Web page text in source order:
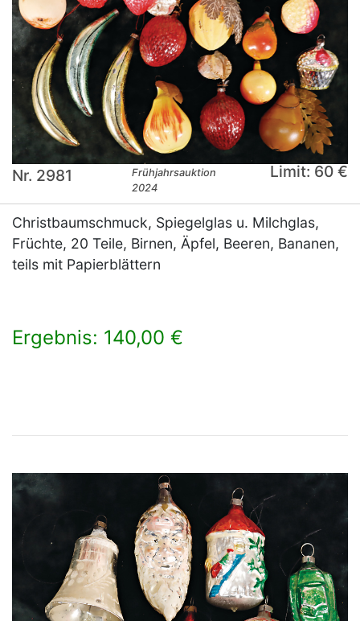
Nr. 2981
Frühjahrsauktion
2024
Limit: 60 €
Christbaumschmuck, Spiegelglas u. Milchglas,
Früchte, 20 Teile, Birnen, Äpfel, Beeren, Bananen,
teils mit Papierblättern
Ergebnis: 140,00 €